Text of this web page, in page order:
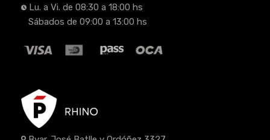
Lu. a Vi. de 08:30 a 18:00 hs
Sábados de 09:00 a 13:00 hs